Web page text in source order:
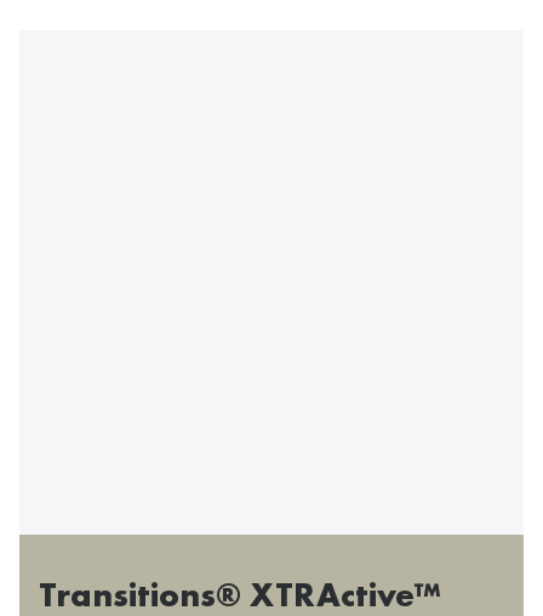
Transitions® XTRActive™